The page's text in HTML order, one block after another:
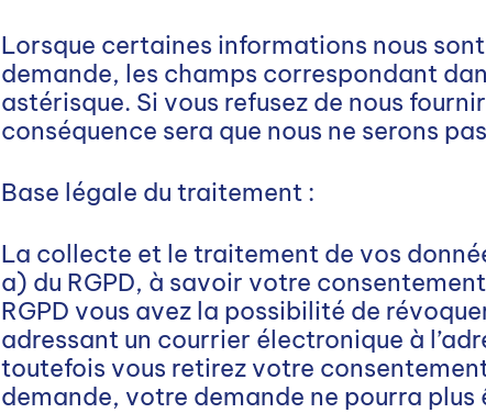
Lorsque certaines informations nous
demande, les champs correspondant
astérisque. Si vous refusez de nous
conséquence sera que nous ne serons
Base légale du traitement :
La collecte et le traitement de vos
a) du RGPD, à savoir votre
RGPD vous avez la possibilité de
adressant un courrier électronique à
toutefois vous retirez votre
demande, votre demande ne pourra